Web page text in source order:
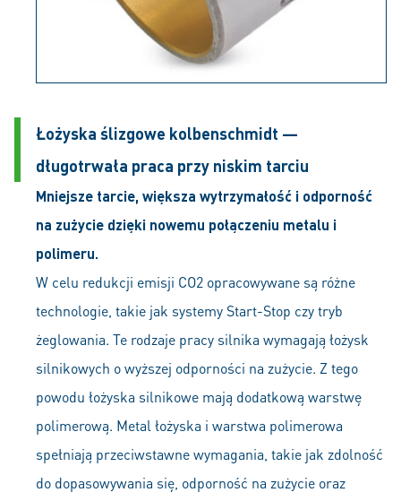
Łożyska ślizgowe kolbenschmidt —
długotrwała praca przy niskim tarciu
Mniejsze tarcie, większa wytrzymałość i odporność
na zużycie dzięki nowemu połączeniu metalu i
polimeru.
W celu redukcji emisji CO2 opracowywane są różne
technologie, takie jak systemy Start-Stop czy tryb
żeglowania. Te rodzaje pracy silnika wymagają łożysk
silnikowych o wyższej odporności na zużycie. Z tego
powodu łożyska silnikowe mają dodatkową warstwę
polimerową. Metal łożyska i warstwa polimerowa
spełniają przeciwstawne wymagania, takie jak zdolność
do dopasowywania się, odporność na zużycie oraz